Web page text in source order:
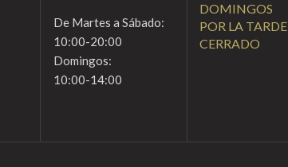
De Martes a Sábado:
10:00-20:00
Domingos:
10:00-14:00
DOMINGOS
POR LA TARDE
CERRADO